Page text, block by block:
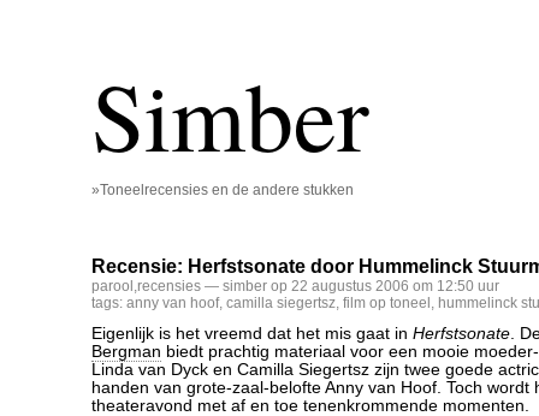
Simber
»Toneelrecensies en de andere stukken
Recensie: Herfstsonate door Hummelinck
parool ,recensies — simber op 22 augustus 2006 om 12:50 uur
tags: anny van hoof, camilla siegertsz, film op toneel , hummelinck
Eigenlijk is het vreemd dat het mis gaat in Herfstsonate.
Bergman biedt prachtig materiaal voor een mooie
Linda van Dyck en Camilla Siegertsz zijn twee goede
handen van grote-zaal-belofte Anny van Hoof. Toch wordt
theateravond met af en toe tenenkrommende momenten.